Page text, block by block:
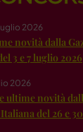
2026
novità dalla
3 e 7 luglio 2026
2026
ultime novità
del 26 e